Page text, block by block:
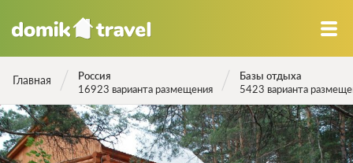
Главная
Россия
16923 варианта размещения
Базы отдыха
5423 варианта